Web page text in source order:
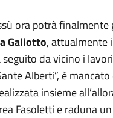
ora potrà finalmente
Galiotto, attualmente
da vicino i
Alberti”, è
insieme
Fasoletti e raduna